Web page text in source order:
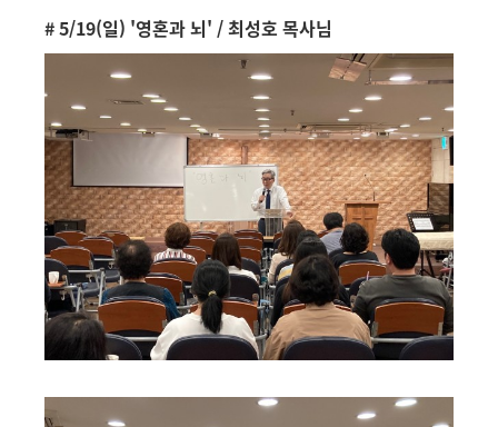
#5/19(일) '영혼과 뇌' / 최성호 목사님